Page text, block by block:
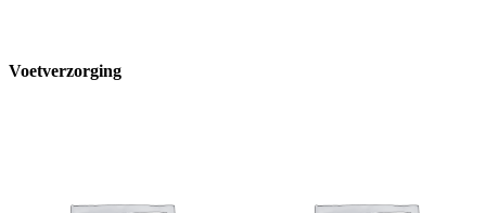
Voetverzorging